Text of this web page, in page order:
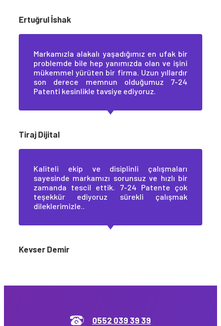
Ertuğrul İshak
Markamızla alakalı yaşadığımız en ufak bir
problemde bile hep yanımızda olan ve işini
mükemmel yürüten bir firma. Uzun yıllardır
son derece memnun olduğumuz 7-24
Patenti kesinlikle tavsiye ediyoruz.
Tiraj Dijital
Kaliteli ekip ve disiplinli çalışmaları
sayesinde markamızı sorunsuz ve hızlı bir
zamanda tescil ettik. 7-24 Patente çok
teşekkür ediyoruz sürekli çalışmak
dileklerimizle..
Kevser Demir
0552 039 39 39